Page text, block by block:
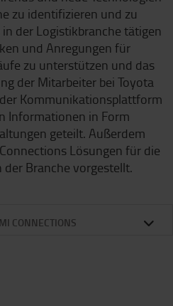
zu identifizieren und zu
der Logistikbranche tätigen
und Anregungen für
zu unterstützen und das
der Mitarbeiter bei Toyota
Kommunikationsplattform
Informationen in Form
geteilt. Außerdem
Lösungen für die
Branche vorgestellt.
CONNECTIONS